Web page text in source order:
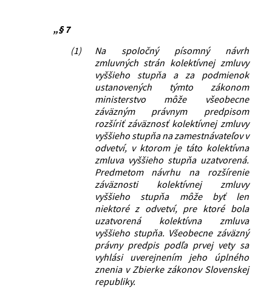
„§ 7
(1)
Na spoločný písomný návrh
zmluvných strán kolektívnej zmluvy
vyššieho stupňa a za podmienok
ustanovených týmto zákonom
ministerstvo môže všeobecne
záväzným právnym predpisom
rozšíriť záväznosť kolektívnej zmluvy
vyššieho stupňa na zamestnávateľov v
odvetví, v ktorom je táto kolektívna
zmluva vyššieho stupňa uzatvorená.
Predmetom návrhu na rozšírenie
záväznosti kolektívnej zmluvy
vyššieho stupňa môže byť len
niektoré z odvetví, pre ktoré bola
uzatvorená kolektívna zmluva
vyššieho stupňa. Všeobecne záväzný
právny predpis podľa prvej vety sa
vyhlási uverejnením jeho úplného
znenia v Zbierke zákonov Slovenskej
republiky.